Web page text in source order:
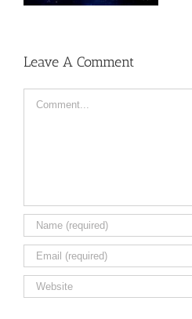
Leave A Comment